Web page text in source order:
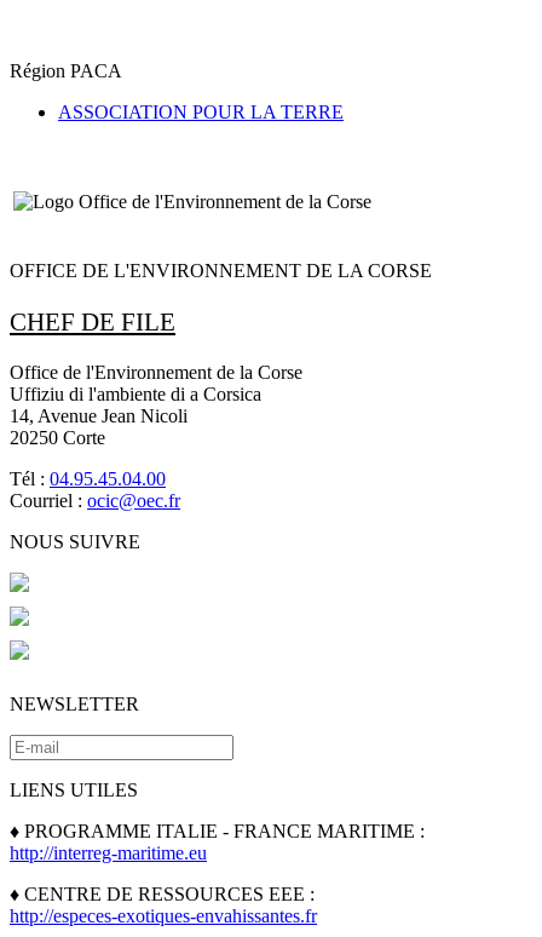
Région PACA
ASSOCIATION POUR LA TERRE
OFFICE DE L'ENVIRONNEMENT DE LA CORSE
CHEF DE FILE
Office de l'Environnement de la Corse
Uffiziu di l'ambiente di a Corsica
14, Avenue Jean Nicoli
20250 Corte
Tél : 04.95.45.04.00
Courriel : ocic@oec.fr
NOUS SUIVRE
NEWSLETTER
LIENS UTILES
♦ PROGRAMME ITALIE - FRANCE MARITIME :
http://interreg-maritime.eu
♦ CENTRE DE RESSOURCES EEE :
http://especes-exotiques-envahissantes.fr